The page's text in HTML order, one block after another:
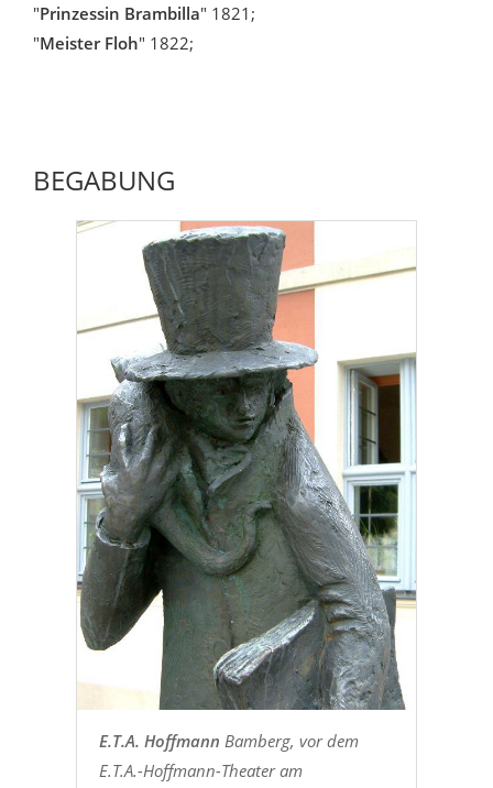
"Prinzessin Brambilla" 1821;
"Meister Floh" 1822;
BEGABUNG
E.T.A. Hoffmann Bamberg, vor dem
E.T.A.-Hoffmann-Theater am